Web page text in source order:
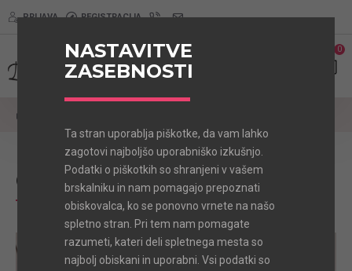
PRIJAVA REGISTRACIJA
0
OFF HOODIE
NASTAVITVE
ZASEBNOSTI
Ta stran uporablja piškotke, da vam lahko
zagotovi najboljšo uporabniško izkušnjo.
Podatki o piškotkih so shranjeni v vašem
brskalniku in nam pomagajo prepoznati
obiskovalca, ko se ponovno vrnete na našo
spletno stran. Pri tem nam pomagate
razumeti, kateri deli spletnega mesta so
najbolj obiskani in uporabni. Vsi podatki so